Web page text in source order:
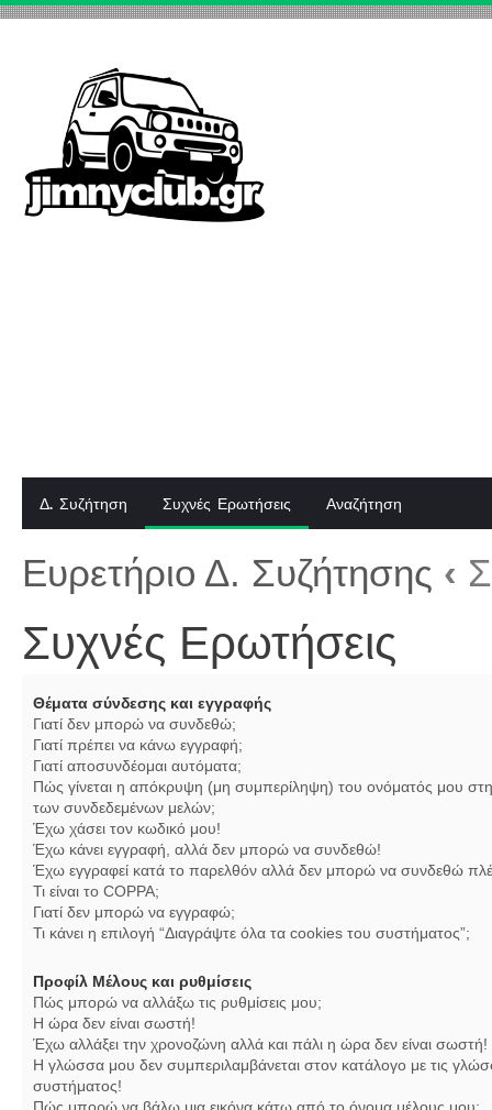
Δ. Συζήτηση Συχνές Ερωτήσεις Αναζήτηση
Ευρετήριο Δ. Συζήτησης ‹
Συχνές Ερωτήσεις
Θέματα σύνδεσης και εγγραφής
Γιατί δεν μπορώ να συνδεθώ;
Γιατί πρέπει να κάνω εγγραφή;
Γιατί αποσυνδέομαι αυτόματα;
Πώς γίνεται η απόκρυψη (μη συμπερίληψη) του ονόματός μου στη
των συνδεδεμένων μελών;
Έχω χάσει τον κωδικό μου!
Έχω κάνει εγγραφή, αλλά δεν μπορώ να συνδεθώ!
Έχω εγγραφεί κατά το παρελθόν αλλά δεν μπορώ να συνδεθώ
Τι είναι το COPPA;
Γιατί δεν μπορώ να εγγραφώ;
Τι κάνει η επιλογή “Διαγράψτε όλα τα cookies του συστήματος”;
Προφίλ Μέλους και ρυθμίσεις
Πώς μπορώ να αλλάξω τις ρυθμίσεις μου;
Η ώρα δεν είναι σωστή!
Έχω αλλάξει την χρονοζώνη αλλά και πάλι η ώρα δεν είναι σωστή!
Η γλώσσα μου δεν συμπεριλαμβάνεται στον κατάλογο με τις
συστήματος!
Πώς μπορώ να βάλω μια εικόνα κάτω από το όνομα μέλους μου;